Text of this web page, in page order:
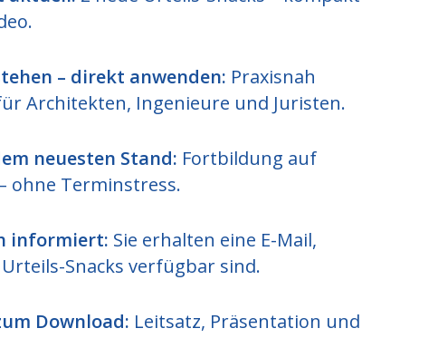
– direkt anwenden: Praxisnah
Architekten, Ingenieure und Juristen.
neuesten Stand: Fortbildung auf
ohne Terminstress.
informiert: Sie erhalten eine E-Mail,
Snacks verfügbar sind.
Download: Leitsatz, Präsentation und